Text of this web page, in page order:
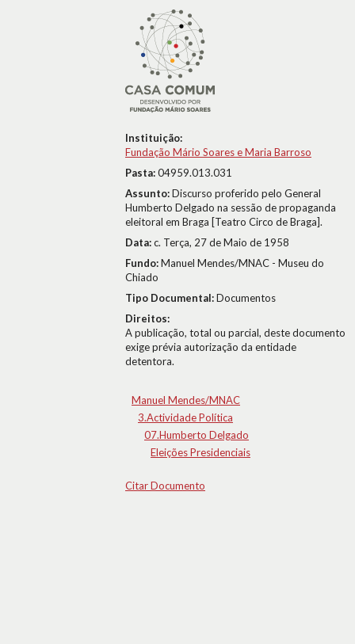
Instituição:
Fundação Mário Soares e Maria Barroso
Pasta:04959.013.031
Assunto:Discurso proferido pelo General
Humberto Delgado na sessão de propaganda
eleitoral em Braga [Teatro Circo de Braga].
Data:c. Terça, 27 de Maio de 1958
Fundo:Manuel Mendes/MNAC - Museu do
Chiado
Tipo Documental:Documentos
Direitos:
A publicação, total ou parcial, deste documento
exige prévia autorização da entidade
detentora.
Manuel Mendes/MNAC
3.Actividade Política
07.Humberto Delgado
Eleições Presidenciais
Citar Documento